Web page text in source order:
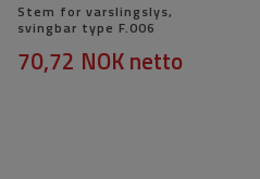
Stem for varslingslys,
svingbar type F.006
70,72 NOKnetto